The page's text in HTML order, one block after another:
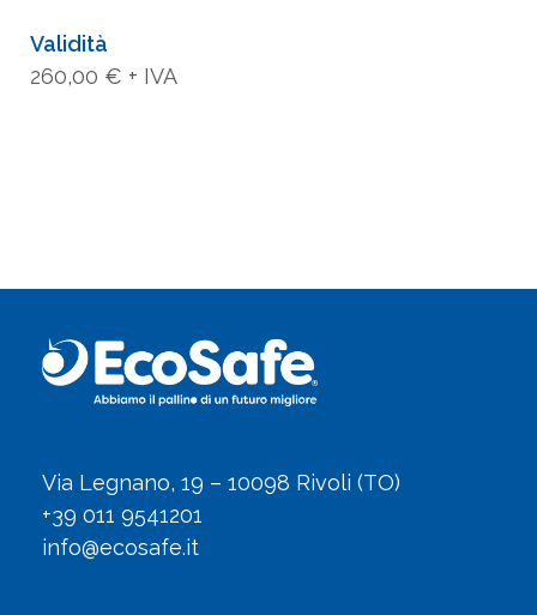
Validità
260,00 € + IVA
Via Legnano, 19 – 10098 Rivoli (TO)
+39 011 9541201
info@ecosafe.it